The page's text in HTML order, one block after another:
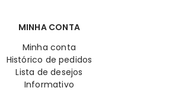
MINHA CONTA
Minha conta
Histórico de pedidos
Lista de desejos
Informativo